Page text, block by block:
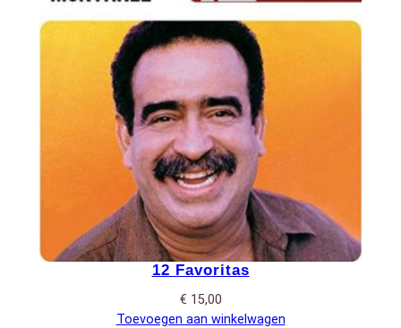
12 Favoritas
€ 15,00
Toevoegen aan winkelwagen